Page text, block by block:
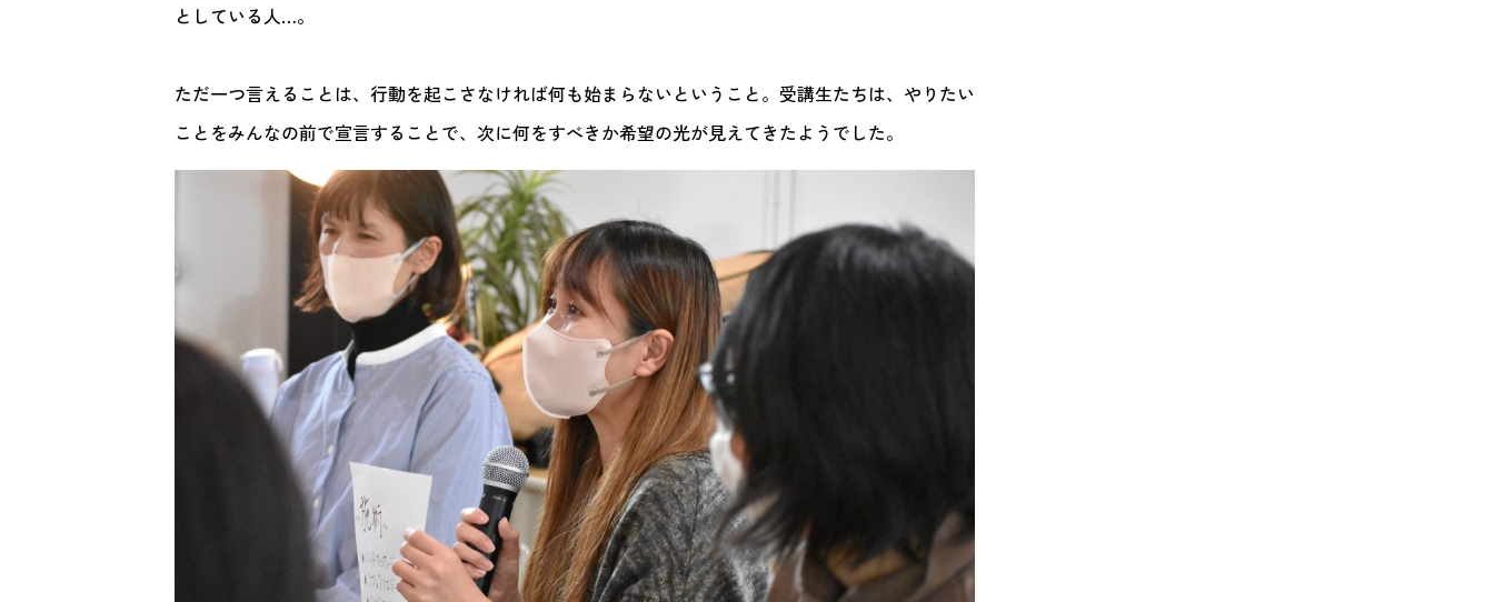
としている人…。
ただ一つ言えることは、行動を起こさなければ何も始まらないということ。受講生たちは、やりたい
ことをみんなの前で宣言することで、次に何をすべきか希望の光が見えてきたようでした。